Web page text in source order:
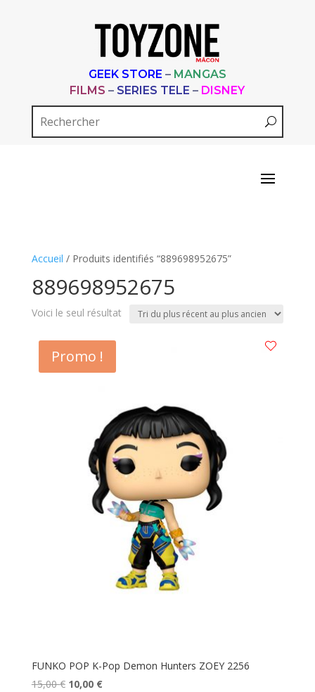
GEEK STORE – MANGAS
FILMS – SERIES TELE – DISNEY
Accueil / Produits identifiés “889698952675”
889698952675
Voici le seul résultat
Promo !
FUNKO POP K-Pop Demon Hunters ZOEY 2256
15,00€ Le
10,00 €Le